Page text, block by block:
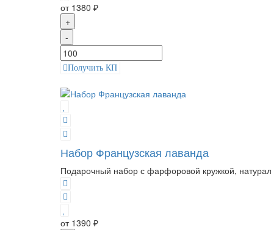
от 1380 ₽
+
-
Получить КП
Набор Французская лаванда
Подарочный набор с фарфоровой кружкой,
от 1390 ₽